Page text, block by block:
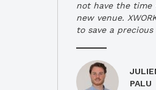
not have the time
new venue.
to save a
PALU